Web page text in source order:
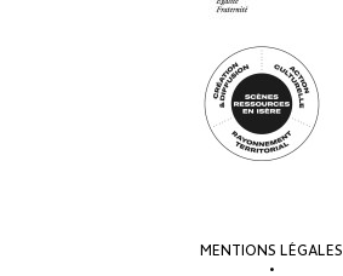
MENTIONS LÉGALES
•